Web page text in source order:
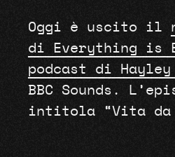
Oggi è uscito il
di Everything is
podcast di
BBC Sounds.
intitola “Vita